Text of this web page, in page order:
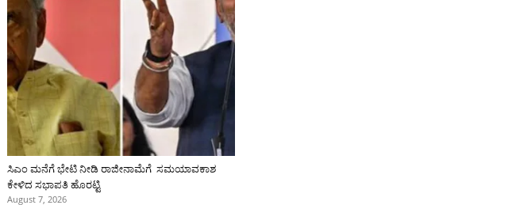
ಸಿಎಂ ಮನೆಗೆ ಭೇಟಿ ನೀಡಿ ರಾಜೀನಾಮೆಗೆ ಸಮಯಾವಕಾಶ
ಕೇಳಿದ ಸಭಾಪತಿ ಹೊರಟ್ಟಿ
August 7, 2026